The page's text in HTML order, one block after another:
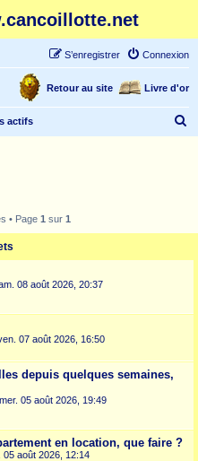
Connexion
S’enregistrer
Livre d'or
Retour au site
actifs
r
• Page 1 sur 1
08 août 2026, 20:37
07 août 2026, 16:50
depuis quelques semaines,
mer. 05 août 2026, 19:49
en location, que faire ?
05 août 2026, 12:14